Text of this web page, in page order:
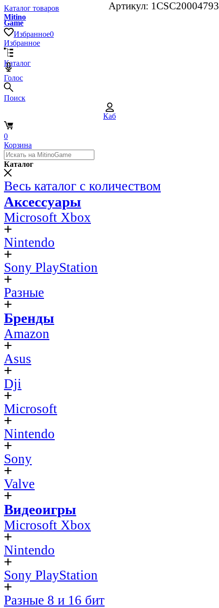
Каталог товаров
Mitino
Game
Избранное0
Избранное
Каталог
Голос
Поиск
Каб
0
Корзина
Каталог
Весь каталог с количеством
Аксессуары
Microsoft Xbox
Nintendo
Sony PlayStation
Разные
Бренды
Amazon
Asus
Dji
Microsoft
Nintendo
Sony
Valve
Видеоигры
Microsoft Xbox
Nintendo
Sony PlayStation
Разные 8 и 16 бит
Артикул: 1CSC20004793